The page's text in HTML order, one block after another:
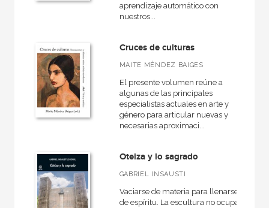
Catálogos PDF
aprendizaje automático con
nuestros...
Cruces de culturas
MAITE MÉNDEZ BAIGES
El presente volumen reúne a
algunas de las principales
especialistas actuales en arte y
género para articular nuevas y
necesarias aproximaci...
Oteiza y lo sagrado
GABRIEL INSAUSTI
Vaciarse de materia para llenarse
de espíritu. La escultura no ocupa